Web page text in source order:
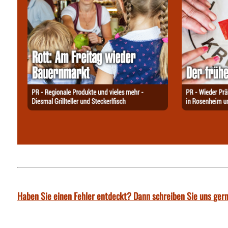
Haben Sie einen Fehler entdeckt? Dann schreiben Sie uns